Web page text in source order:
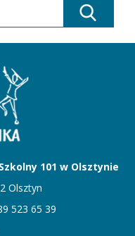
101 w Olsztynie
Olsztyn
523 65 39